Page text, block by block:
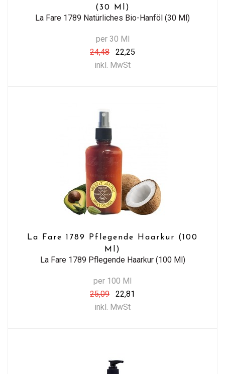
(30 Ml)
La Fare 1789 Natürliches Bio-Hanföl (30 Ml)
per 30 Ml
24,48
22,25
inkl. MwSt
La Fare 1789 Pflegende Haarkur (100
Ml)
La Fare 1789 Pflegende Haarkur (100 Ml)
per 100 Ml
25,09
22,81
inkl. MwSt